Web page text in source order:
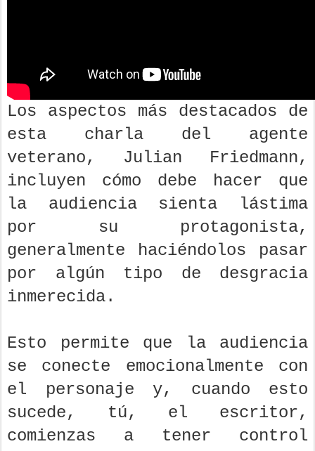
Los aspectos más destacados de
esta charla del agente
veterano, Julian Friedmann,
incluyen cómo debe hacer que
la audiencia sienta lástima
por su protagonista,
generalmente haciéndolos pasar
por algún tipo de desgracia
inmerecida.
Esto permite que la audiencia
se conecte emocionalmente con
el personaje y, cuando esto
sucede, tú, el escritor,
comienzas a tener control